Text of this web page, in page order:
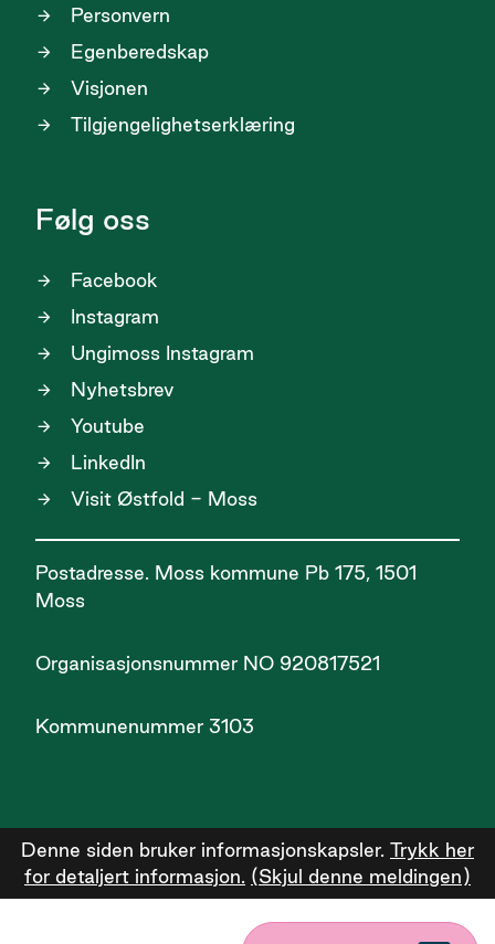
Personvern
Egenberedskap
Visjonen
Tilgjengelighetserklæring
Følg oss
Facebook
Instagram
Ungimoss Instagram
Nyhetsbrev
Youtube
LinkedIn
Visit Østfold - Moss
Postadresse. Moss kommune Pb 175, 1501
Moss
Organisasjonsnummer NO 920817521
Kommunenummer 3103
Denne siden bruker informasjonskapsler. Trykk her
for detaljert informasjon. (Skjul denne meldingen)